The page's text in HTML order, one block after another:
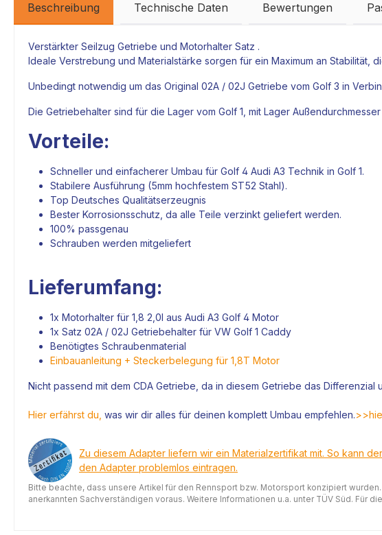
Beschreibung Technische Daten Bewertungen
Verstärkter Seilzug Getriebe und Motorhalter Satz .
Ideale Verstrebung und Materialstärke sorgen für ein Maximum an Stabilität,
Unbedingt notwendig um das Original 02A / 02J Getriebe vom Golf 3 in
Die Getriebehalter sind für die Lager vom Golf 1, mit Lager
Vorteile:
Schneller und einfacherer Umbau für Golf 4 Audi A3 Technik in Golf 1.
Stabilere Ausführung (5mm hochfestem ST52 Stahl).
Top Deutsches Qualitätserzeugnis
Bester Korrosionsschutz, da alle Teile verzinkt geliefert werden.
100% passgenau
Schrauben werden mitgeliefert
Lieferumfang:
1x Motorhalter für 1,8 2,0l aus Audi A3 Golf 4 Motor
1x Satz 02A / 02J Getriebehalter für VW Golf 1 Caddy
Benötigtes Schraubenmaterial
Einbauanleitung + Steckerbelegung für 1,8T Motor
Nicht passend mit dem CDA Getriebe , da in diesem Getriebe das Differenzial
Hier erfährst du was wir dir alles für deinen komplett Umbau empfehlen.
Zu diesem Adapter liefern wir ein Materialzertifikat mit. So kann
den Adapter problemlos eintragen.
Bitte beachte, dass unsere Artikel für den Rennsport bzw. Motorsport konzipiert
anerkannten Sachverständigen voraus. Weitere Informationen u.a. unter TÜV Süd. Für